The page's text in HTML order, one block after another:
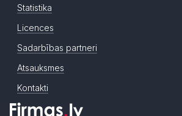
Statistika
Licences
Sadarbības partneri
Atsauksmes
Kontakti